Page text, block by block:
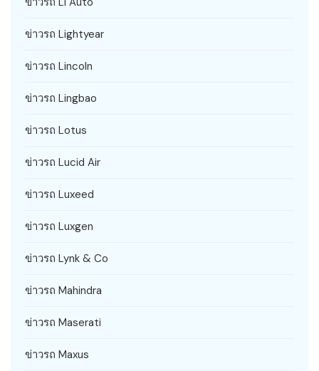
ข่าวรถ Lightyear
ข่าวรถ Lincoln
ข่าวรถ Lingbao
ข่าวรถ Lotus
ข่าวรถ Lucid Air
ข่าวรถ Luxeed
ข่าวรถ Luxgen
ข่าวรถ Lynk & Co
ข่าวรถ Mahindra
ข่าวรถ Maserati
ข่าวรถ Maxus